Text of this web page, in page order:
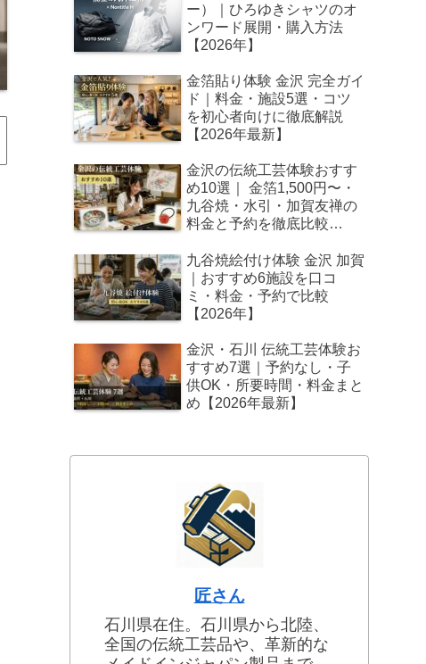
ー）｜ひろゆきシャツのオ
ンワード展開・購入方法
【2026年】
金箔貼り体験 金沢 完全ガイ
ド｜料金・施設5選・コツ
を初心者向けに徹底解説
【2026年最新】
金沢の伝統工芸体験おすす
め10選｜ 金箔1,500円〜・
九谷焼・水引・加賀友禅の
料金と予約を徹底比較
九谷焼絵付け体験 金沢 加賀
｜おすすめ6施設を口コ
ミ・料金・予約で比較
【2026年】
金沢・石川 伝統工芸体験お
すすめ7選｜予約なし・子
供OK・所要時間・料金まと
め【2026年最新】
匠さん
石川県在住。石川県から北陸、
全国の伝統工芸品や、革新的な